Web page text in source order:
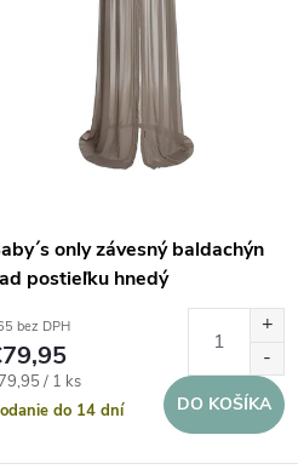
only závesný baldachýn
postieľku hnedý
bez DPH
/ 1 ks
do 14 dní
DO KOŠÍKA